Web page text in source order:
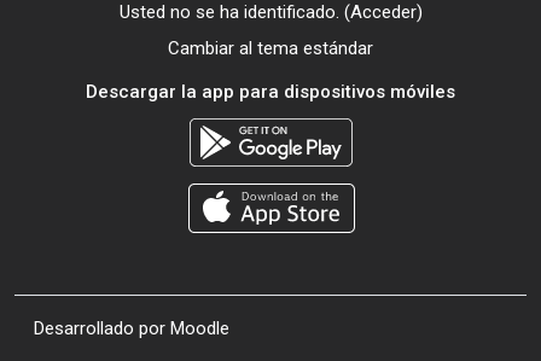
Usted no se ha identificado. (Acceder)
Cambiar al tema estándar
Descargar la app para dispositivos móviles
Desarrollado por Moodle